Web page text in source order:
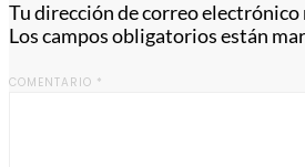
Tu dirección de correo electrónico
Los campos obligatorios están
COMENTARIO *